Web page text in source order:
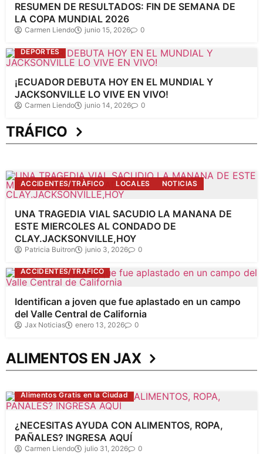
RESUMEN DE RESULTADOS: FIN DE SEMANA DE
LA COPA MUNDIAL 2026
Carmen Liendo junio 15, 2026 0
DEPORTES
¡ECUADOR DEBUTA HOY EN EL MUNDIAL Y
JACKSONVILLE LO VIVE EN VIVO!
Carmen Liendo junio 14, 2026 0
TRÁFICO
ACCIDENTES/TRÀFICO LOCALES NOTICIAS
UNA TRAGEDIA VIAL SACUDIO LA MANANA DE
ESTE MIERCOLES AL CONDADO DE
CLAY.JACKSONVILLE,HOY
Patricia Buitron junio 3, 2026 0
ACCIDENTES/TRÀFICO
Identifican a joven que fue aplastado en un campo
del Valle Central de California
Jax Noticias enero 13, 2026 0
ALIMENTOS EN JAX
Alimentos Gratis en la Ciudad
¿NECESITAS AYUDA CON ALIMENTOS, ROPA,
PAÑALES? INGRESA AQUÍ
Carmen Liendo julio 31, 2026 0